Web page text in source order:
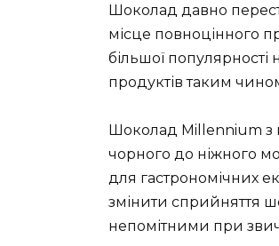
Шоколад давно
місце повноцінного
більшої
продуктів таким
Шоколад Millennium з
чорного до ніжного
для гастрономічних
змінити сприйняття
непомітними при